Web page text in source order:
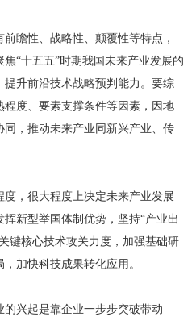
性、战略性、颠覆性等特点，
“十五五”时期我国未来产业发展的
升前沿技术战略预判能力。要综
度、要素支撑条件等因素，因地
，推动未来产业同新兴产业、传
，很大程度上决定未来产业发展
新型举国体制优势，坚持“产业出
键核心技术攻关力度，加强基础研
加快科技成果转化应用。
兴起是靠企业一步步突破带动